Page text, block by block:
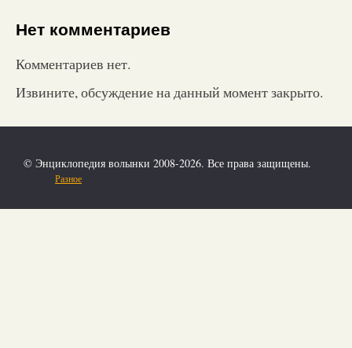
Нет комментариев
Комментариев нет.
Извините, обсуждение на данный момент закрыто.
© Энциклопедия волынки 2008-2026. Все права защищены.
Разное